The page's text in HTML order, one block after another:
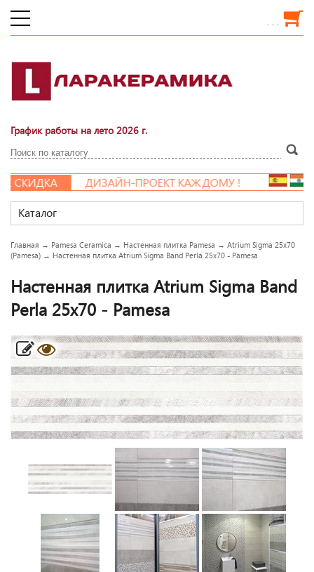
. . .
График работы на лето 2026 г.
ДИЗАЙН-ПРОЕКТ КАЖДОМУ !
Каталог
Главная → Pamesa Ceramica → Настенная плитка Pamesa → Atrium Sigma 25x70
(Pamesa) → Настенная плитка Atrium Sigma Band Perla 25x70 - Pamesa
Настенная плитка Atrium Sigma Band
Perla 25x70 - Pamesa